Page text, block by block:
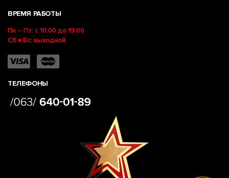
ВРЕМЯ РАБОТЫ
Пн – Пт: с 10:00 до 19:00
Сб и Вс: выходной
ТЕЛЕФОНЫ